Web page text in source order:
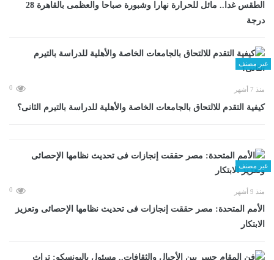
الطقس غدا.. مائل للحرارة نهارا وشبورة صباحا والعظمى بالقاهرة 28
درجة
غير مصنف
منذ 7 أشهر 0
كيفية التقدم للالتحاق بالجامعات الخاصة والأهلية للدراسة بالتيرم الثانى؟
غير مصنف
منذ 9 أشهر 0
الأمم المتحدة: مصر حققت إنجازات فى تحديث نظامها الإحصائى وتعزيز
الابتكار